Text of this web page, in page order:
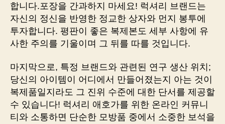
합니다.포장을 간과하지 마세요! 럭셔리 브랜드는
자신의 정신을 반영한 정교한 상자와 먼지 봉투에
투자합니다. 평판이 좋은 복제본도 세부 사항에 유
사한 주의를 기울이며 그 뒤를 따를 것입니다.
마지막으로, 특정 브랜드와 관련된 연구 생산 위치;
당신의 아이템이 어디에서 만들어졌는지 아는 것이
복제품일지라도 그 진위 수준에 대한 단서를 제공할
수 있습니다! 럭셔리 애호가를 위한 온라인 커뮤니
티와 소통하면 단순한 모방품 중에서 소중한 보석을